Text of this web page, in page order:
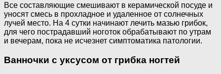
Все составляющие смешивают в керамической посуде и
уносят смесь в прохладное и удаленное от солнечных
лучей место. На 4 сутки начинают лечить мазью грибок,
для чего пострадавший ноготок обрабатывают по утрам
и вечерам, пока не исчезнет симптоматика патологии.
Ванночки с уксусом от грибка ногтей